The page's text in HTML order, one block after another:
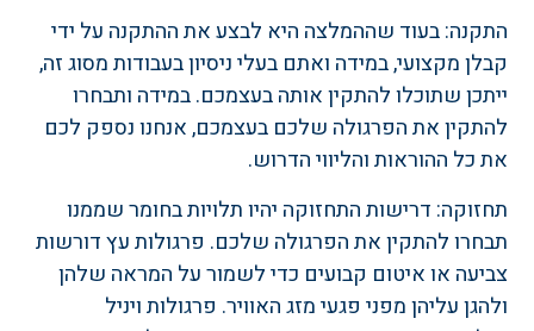
התקנה: בעוד שההמלצה היא לבצע את ההתקנה על ידי
קבלן מקצועי, במידה ואתם בעלי ניסיון בעבודות מסוג זה,
ייתכן שתוכלו להתקין אותה בעצמכם. במידה ותבחרו
להתקין את הפרגולה שלכם בעצמכם, אנחנו נספק לכם
את כל ההוראות והליווי הדרוש.
תחזוקה: דרישות התחזוקה יהיו תלויות בחומר שממנו
תבחרו להתקין את הפרגולה שלכם. פרגולות עץ דורשות
צביעה או איטום קבועים כדי לשמור על המראה שלהן
ולהגן עליהן מפני פגעי מזג האוויר. פרגולות ויניל